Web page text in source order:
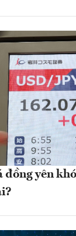
đồng yên